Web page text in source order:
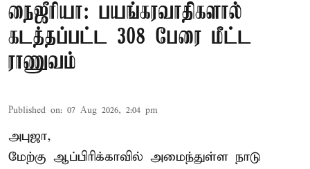
நைஜீரியா: பயங்கரவாதிகளால்
கடத்தப்பட்ட 308 பேரை மீட்ட
ராணுவம்
Published on: 07 Aug 2026, 2:04 pm
அபுஜா,
மேற்கு ஆப்பிரிக்காவில் அமைந்துள்ள நாடு